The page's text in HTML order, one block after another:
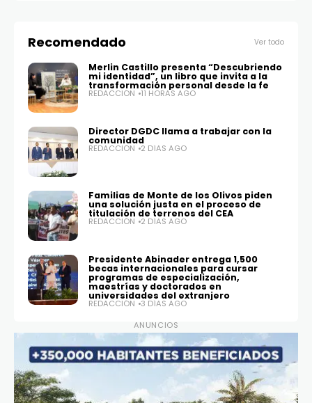
Recomendado Ver todo
Merlin Castillo presenta “Descubriendo
mi identidad”, un libro que invita a la
transformación personal desde la fe
REDACCIÓN 11 HORAS AGO
Director DGDC llama a trabajar con la
comunidad
REDACCIÓN 2 DÍAS AGO
Familias de Monte de los Olivos piden
una solución justa en el proceso de
titulación de terrenos del CEA
REDACCIÓN 2 DÍAS AGO
Presidente Abinader entrega 1,500
becas internacionales para cursar
programas de especialización,
maestrías y doctorados en
universidades del extranjero
REDACCIÓN
3 DÍAS AGO
ANUNCIOS